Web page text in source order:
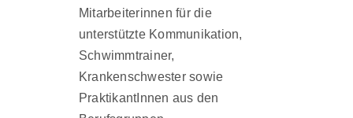
Mitarbeiterinnen für die
unterstützte Kommunikation,
Schwimmtrainer,
Krankenschwester sowie
PraktikantInnen aus den